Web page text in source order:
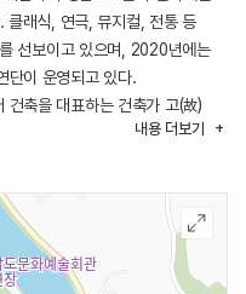
클래식, 연극, 뮤지컬, 전통 등
선보이고 있으며, 2020년에는
단이 운영되고 있다.
건축을 대표하는 건축가 고(故)
학적 아름다움을 빚어낸
내용 더보기